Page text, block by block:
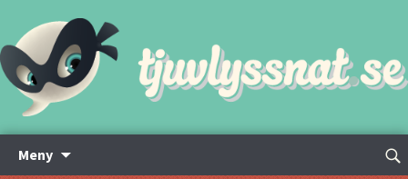
Meny
Sök